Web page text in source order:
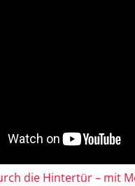
die Hintertür – mit